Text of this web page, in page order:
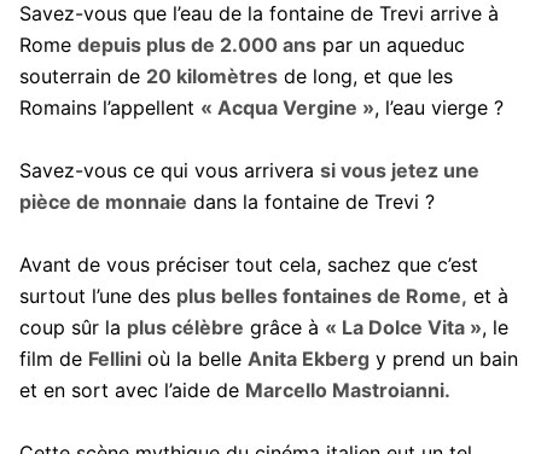
Savez-vous que l’eau de la fontaine de Trevi arrive à
Rome depuis plus de 2.000 anspar un aqueduc
souterrain de 20 kilomètresde long, et que les
Romains l’appellent « Acqua Vergine », l’eau vierge ?
Savez-vous ce qui vous arrivera si vous jetez une
pièce de monnaie dans la fontaine de Trevi ?
Avant de vous préciser tout cela, sachez que c’est
surtout l’une des plus belles fontaines de Rome, et à
coup sûr la plus célèbre grâce à « La Dolce Vita », le
film de Fellinioù la belle Anita Ekbergy prend un bain
et en sort avec l’aide de Marcello Mastroianni.